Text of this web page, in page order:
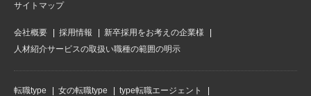
サイトマップ
会社概要 採用情報
新卒採用をお考えの企業様
人材紹介サービスの取扱い職種の範囲の明示
転職type 女の転職type
type転職エージェント